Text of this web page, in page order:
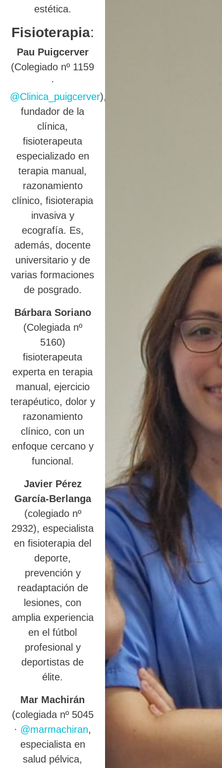
estética.
Fisioterapia:
Pau Puigcerver
(Colegiado nº 1159
·
@Clinica_puigcerver),
fundador de la
clínica,
fisioterapeuta
especializado en
terapia manual,
razonamiento
clínico, fisioterapia
invasiva y
ecografía. Es,
además, docente
universitario y de
varias formaciones
de posgrado.
Bárbara Soriano
(Colegiada nº
5160)
fisioterapeuta
experta en terapia
manual, ejercicio
terapéutico, dolor y
razonamiento
clínico, con un
enfoque cercano y
funcional.
Javier Pérez
García-Berlanga
(colegiado nº
2932), especialista
en fisioterapia del
deporte,
prevención y
readaptación de
lesiones, con
amplia experiencia
en el fútbol
profesional y
deportistas de
élite.
Mar Machirán
(colegiada nº 5045
· @marmachiran,
especialista en
salud pélvica,